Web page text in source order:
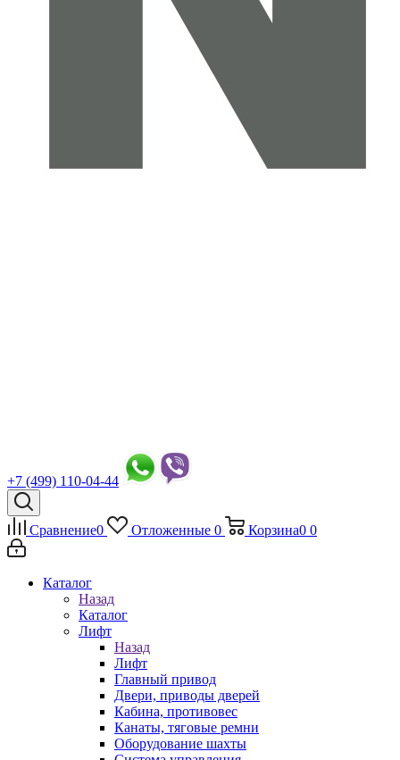
+7 (499) 110-04-44
Сравнение0 Отложенные 0 Корзина0 0
Каталог
Назад
Каталог
Лифт
Назад
Лифт
Главный привод
Двери, приводы дверей
Кабина, противовес
Канаты, тяговые ремни
Оборудование шахты